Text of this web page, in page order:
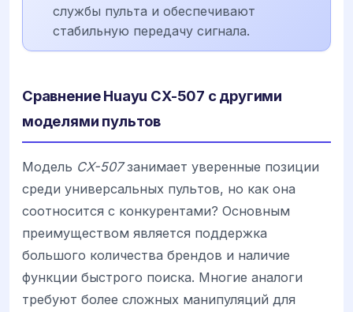
службы пульта и обеспечивают
стабильную передачу сигнала.
Сравнение Huayu CX-507 с другими
моделями пультов
Модель CX-507занимает уверенные позиции
среди универсальных пультов, но как она
соотносится с конкурентами? Основным
преимуществом является поддержка
большого количества брендов и наличие
функции быстрого поиска. Многие аналоги
требуют более сложных манипуляций для